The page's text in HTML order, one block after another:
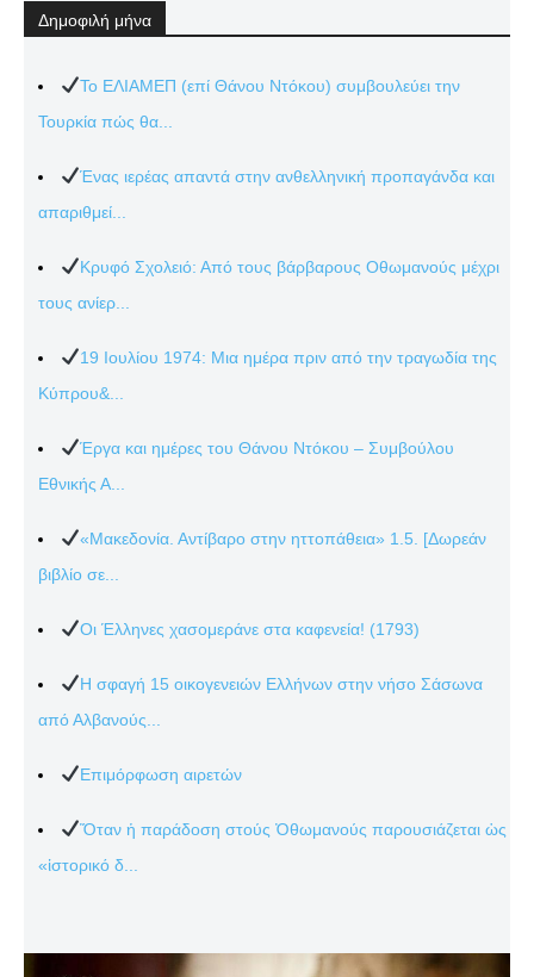
Δημοφιλή μήνα
Το ΕΛΙΑΜΕΠ (επί Θάνου Ντόκου) συμβουλεύει την
Τουρκία πώς θα...
Ένας ιερέας απαντά στην ανθελληνική προπαγάνδα και
απαριθμεί...
Κρυφό Σχολειό: Από τους βάρβαρους Οθωμανούς μέχρι
τους ανίερ...
19 Ιουλίου 1974: Μια ημέρα πριν από την τραγωδία της
Κύπρου&...
Έργα και ημέρες του Θάνου Ντόκου – Συμβούλου
Εθνικής Α...
«Μακεδονία. Αντίβαρο στην ηττοπάθεια» 1.5. [Δωρεάν
βιβλίο σε...
Οι Έλληνες χασομεράνε στα καφενεία! (1793)
Η σφαγή 15 οικογενειών Ελλήνων στην νήσο Σάσωνα
από Αλβανούς...
Επιμόρφωση αιρετών
Ὅταν ἡ παράδοση στούς Ὀθωμανούς παρουσιάζεται ὡς
«ἱστορικό δ...